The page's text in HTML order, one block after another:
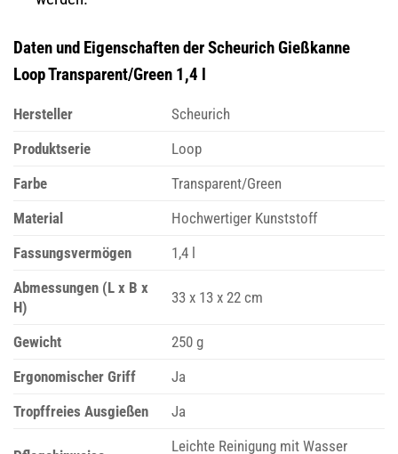
Daten und Eigenschaften der Scheurich Gießkanne
Loop Transparent/Green 1,4 l
Hersteller
Scheurich
Produktserie
Loop
Farbe
Transparent/Green
Material
Hochwertiger Kunststoff
Fassungsvermögen
1,4 l
Abmessungen (L x B x
H)
33 x 13 x 22 cm
Gewicht
250 g
Ergonomischer Griff
Ja
Tropffreies Ausgießen
Ja
Leichte Reinigung mit Wasser